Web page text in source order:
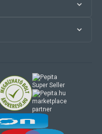
marketplace
partner